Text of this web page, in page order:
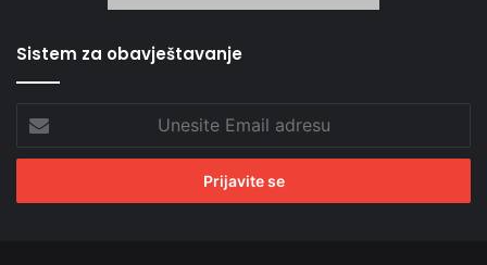
Sistem za obavještavanje
Email
adresu